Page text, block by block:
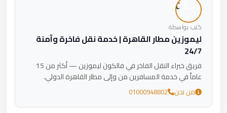
كتب بواسطة
ليموزين مطار القاهرة | خدمة نقل فاخرة وآمنة
24/7
فريق خبراء النقل الفاخر في فالكون ليموزين — أكثر من 15
عاماً في خدمة المسافرين من وإلى مطار القاهرة الدولي.
من نحن 01000948802